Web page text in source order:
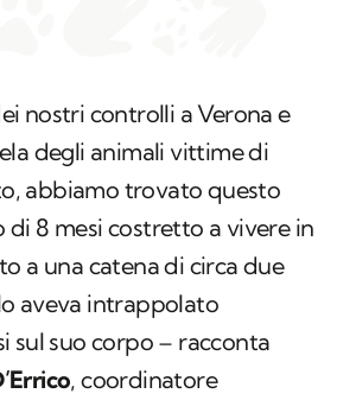
nostri controlli a Verona e
degli animali vittime di
abbiamo trovato questo
8 mesi costretto a vivere in
a una catena di circa due
aveva intrappolato
sul suo corpo – racconta
, coordinatore